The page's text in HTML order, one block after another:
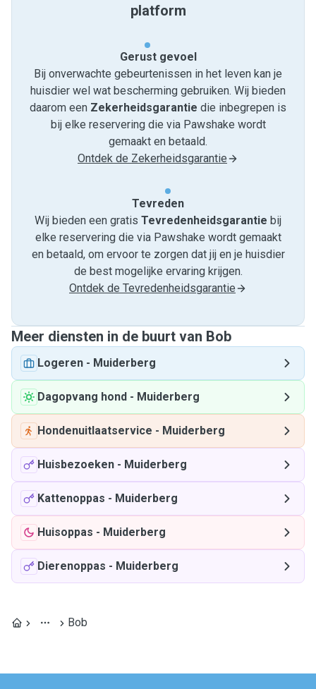
platform
Gerust gevoel
Bij onverwachte gebeurtenissen in het leven kan je
huisdier wel wat bescherming gebruiken. Wij bieden
daarom een Zekerheidsgarantie die inbegrepen is
bij elke reservering die via Pawshake wordt
gemaakt en betaald.
Ontdek de Zekerheidsgarantie
Tevreden
Wij bieden een gratis Tevredenheids­garantie bij
elke reservering die via Pawshake wordt gemaakt
en betaald, om ervoor te zorgen dat jij en je huisdier
de best mogelijke ervaring krijgen.
Ontdek de Tevredenheidsgarantie
Meer diensten in de buurt van Bob
Logeren - Muiderberg
Dagopvang hond - Muiderberg
Hondenuitlaatservice - Muiderberg
Huisbezoeken - Muiderberg
Kattenoppas - Muiderberg
Huisoppas - Muiderberg
Dierenoppas - Muiderberg
Bob